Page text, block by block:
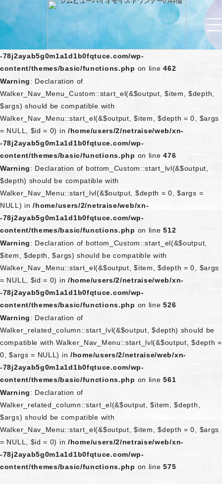
: Declaration of
Walker_Nav_Menu_Custom::start_lvl(&$output, $depth) should
be compatible with Walker_Nav_Menu::start_lvl(&$output,
$depth = 0, $args = NULL) in /home/users/2/netraise/web/xn-
-78j2ayab5g0m1a1d1b0fqtuce.com/wp-
content/themes/basic/functions.php on line462
Warning: Declaration of
Walker_Nav_Menu_Custom::start_el(&$output, $item, $depth,
$args) should be compatible with
Walker_Nav_Menu::start_el(&$output, $item, $depth = 0, $args
= NULL, $id = 0) in /home/users/2/netraise/web/xn-
-78j2ayab5g0m1a1d1b0fqtuce.com/wp-
content/themes/basic/functions.php on line476
Warning: Declaration of bottom_Custom::start_lvl(&$output,
$depth) should be compatible with
Walker_Nav_Menu::start_lvl(&$output, $depth = 0, $args =
NULL) in/home/users/2/netraise/web/xn-
-78j2ayab5g0m1a1d1b0fqtuce.com/wp-
content/themes/basic/functions.php on line512
Warning: Declaration of bottom_Custom::start_el(&$output,
$item, $depth, $args) should be compatible with
Walker_Nav_Menu::start_el(&$output, $item, $depth = 0, $args
= NULL, $id = 0) in /home/users/2/netraise/web/xn-
-78j2ayab5g0m1a1d1b0fqtuce.com/wp-
content/themes/basic/functions.php on line526
Warning: Declaration of
Walker_related_column::start_lvl(&$output, $depth) should be
compatible with Walker_Nav_Menu::start_lvl(&$output, $depth =
0, $args = NULL) in /home/users/2/netraise/web/xn-
-78j2ayab5g0m1a1d1b0fqtuce.com/wp-
content/themes/basic/functions.php on line561
Warning: Declaration of
Walker_related_column::start_el(&$output, $item, $depth,
$args) should be compatible with
Walker_Nav_Menu::start_el(&$output, $item, $depth = 0, $args
= NULL, $id = 0) in /home/users/2/netraise/web/xn-
-78j2ayab5g0m1a1d1b0fqtuce.com/wp-
content/themes/basic/functions.php on line575